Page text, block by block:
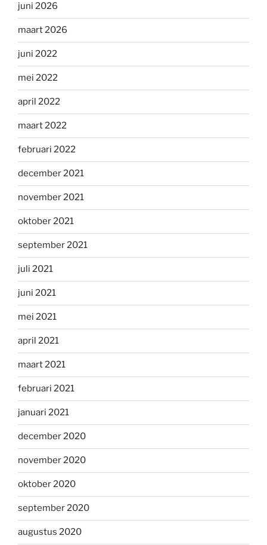
juni 2026
maart 2026
juni 2022
mei 2022
april 2022
maart 2022
februari 2022
december 2021
november 2021
oktober 2021
september 2021
juli 2021
juni 2021
mei 2021
april 2021
maart 2021
februari 2021
januari 2021
december 2020
november 2020
oktober 2020
september 2020
augustus 2020